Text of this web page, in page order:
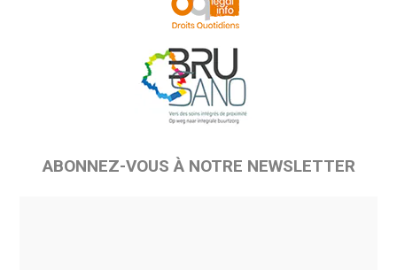
ABONNEZ-VOUS À NOTRE NEWSLETTER